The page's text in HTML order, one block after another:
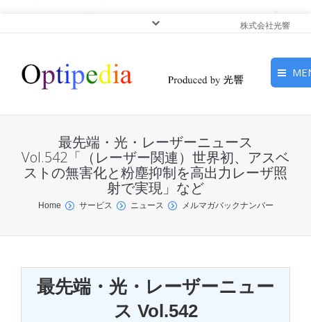
株式会社光響
ピックアップ
光基礎・光源
ン
サービス
最先端・光・レーザーニュース
Vol.542「（レーザー関連）世界初、アスベ
ストの無害化と粉塵抑制を高出力レーザ照
射で実現」など
You are here:
Home サービス ニュース メルマガバックナンバー
最先端・光・レーザーニュー
ス Vol.542